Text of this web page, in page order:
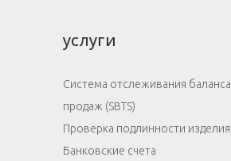
услуги
Система отслеживания баланса
продаж (SBTS)
Проверка подлинности изделия
Банковские счета